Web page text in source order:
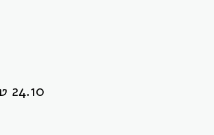
24.10 ט' חשוון, שלישי | 16:00-17:30, 18:00-19:30